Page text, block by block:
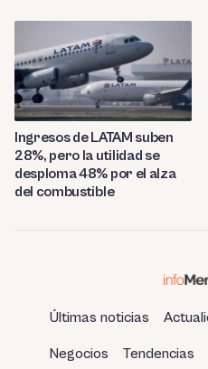
Ingresos de LATAM suben
28%, pero la utilidad se
desploma 48% por el alza
del combustible
Últimas noticias
Negocios Tendencias